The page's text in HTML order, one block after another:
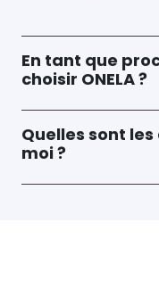
En tant que
choisir ONELA ?
Quelles sont
moi ?